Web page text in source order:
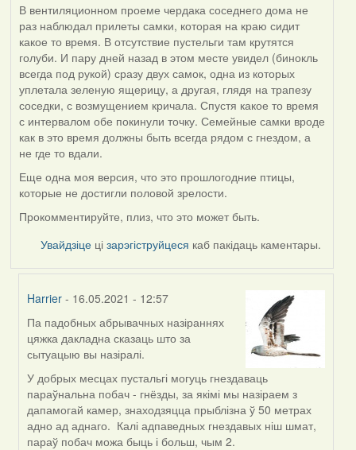
В вентиляционном проеме чердака соседнего дома не
раз наблюдал прилеты самки, которая на краю сидит
какое то время. В отсутствие пустельги там крутятся
голуби. И пару дней назад в этом месте увидел (бинокль
всегда под рукой) сразу двух самок, одна из которых
уплетала зеленую ящерицу, а другая, глядя на трапезу
соседки, с возмущением кричала. Спустя какое то время
с интервалом обе покинули точку. Семейные самки вроде
как в это время должны быть всегда рядом с гнездом, а
не где то вдали.
Еще одна моя версия, что это прошлогодние птицы,
которые не достигли половой зрелости.
Прокомментируйте, плиз, что это может быть.
Увайдзіце цізарэгіструйцеся каб пакідаць каментары.
Harrier - 16.05.2021 - 12:57
In
reply
to
by
ZNR
Па падобных абрывачных назіраннях
цяжка дакладна сказаць што за
сытуацыю вы назіралі.
У добрых месцах пустальгі могуць гнездаваць
параўнальна побач - гнёзды, за якімі мы назіраем з
дапамогай камер, знаходзяцца прыблізна ў 50 метрах
адно ад аднаго. Калі адпаведных гнездавых ніш шмат,
параў побач можа быць і больш, чым 2.